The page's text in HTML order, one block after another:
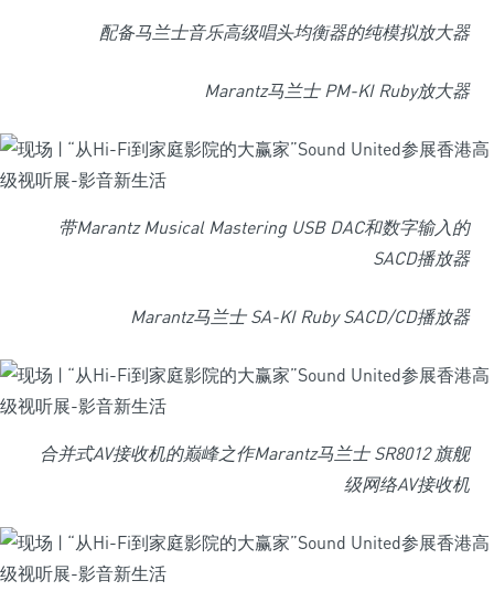
配备马兰士音乐高级唱头均衡器的纯模拟放大器
Marantz马兰士 PM-KI Ruby放大器
带Marantz Musical Mastering USB DAC和数字输入的
SACD播放器
Marantz马兰士 SA-KI Ruby SACD/CD播放器
合并式AV接收机的巅峰之作Marantz马兰士 SR8012 旗舰
级网络AV接收机